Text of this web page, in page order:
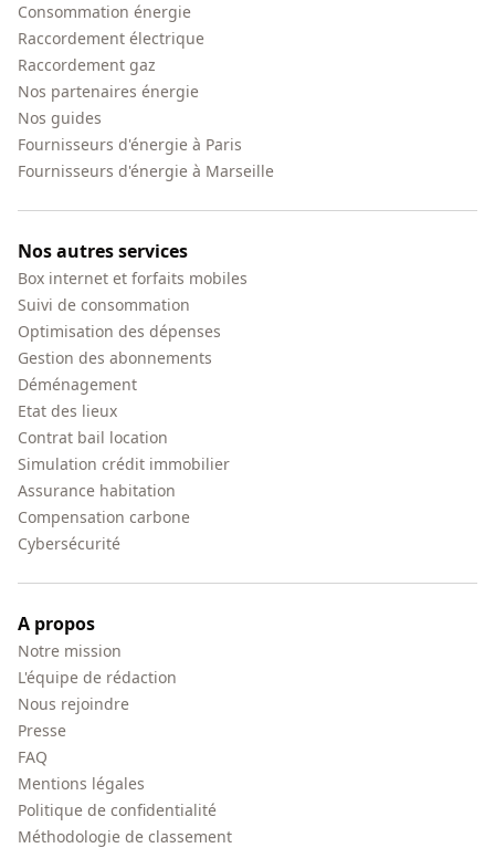
Consommation énergie
Raccordement électrique
Raccordement gaz
Nos partenaires énergie
Nos guides
Fournisseurs d'énergie à Paris
Fournisseurs d'énergie à Marseille
Nos autres services
Box internet et forfaits mobiles
Suivi de consommation
Optimisation des dépenses
Gestion des abonnements
Déménagement
Etat des lieux
Contrat bail location
Simulation crédit immobilier
Assurance habitation
Compensation carbone
Cybersécurité
A propos
Notre mission
L'équipe de rédaction
Nous rejoindre
Presse
FAQ
Mentions légales
Politique de confidentialité
Méthodologie de classement